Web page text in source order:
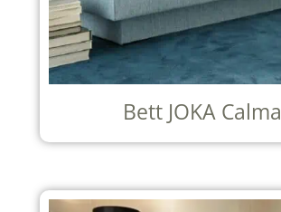
Bett JOKA Calma